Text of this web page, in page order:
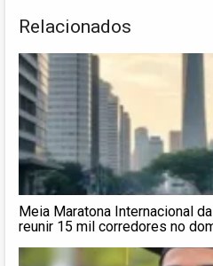
Relacionados
Meia Maratona Internacional
reunir 15 mil corredores no